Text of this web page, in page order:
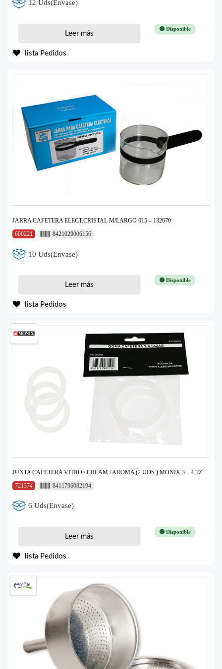
12 Uds(Envase)
🟢 Disponible
Leer más
lista Pedidos
JARRA CAFETERA ELECT.CRISTAL M/LARGO 615 – 132670
600221
8421029006156
10 Uds(Envase)
🟢 Disponible
Leer más
lista Pedidos
JUNTA CAFETERA VITRO / CREAM / AROMA (2 UDS.) MONIX 3 – 4 TZ
721374
8411796082194
6 Uds(Envase)
🟢 Disponible
Leer más
lista Pedidos